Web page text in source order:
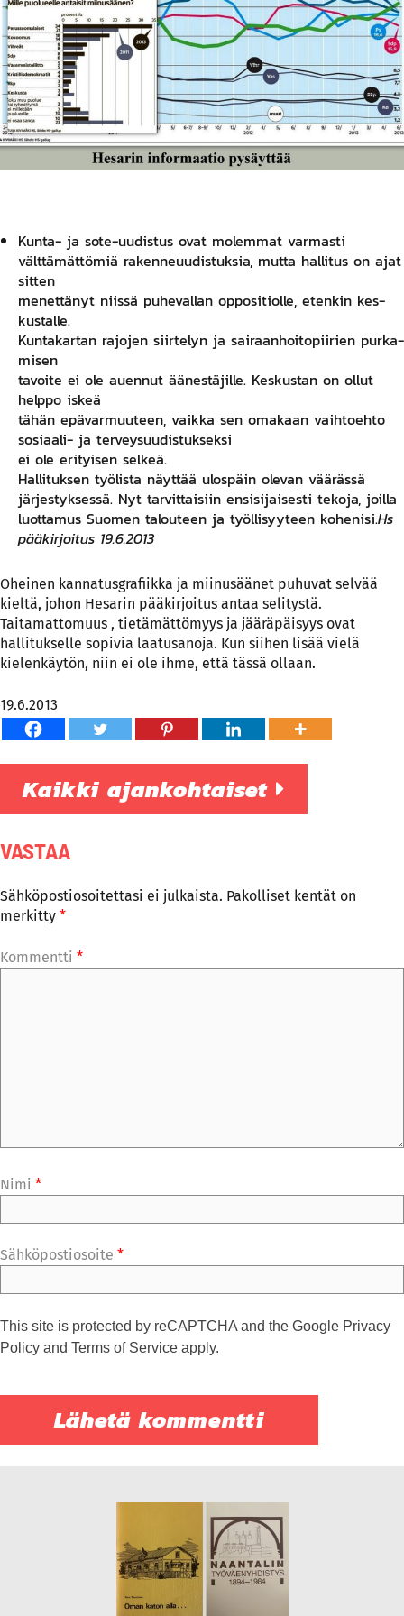
Kun­ta- ja so­te-uu­dis­tus ovat mo­lem­mat var­mas­ti
vält­tä­mät­tö­miä ra­ken­neuu­dis­tuk­sia, mut­ta hal­li­tus on ajat
sit­ten
me­net­tä­nyt niis­sä pu­he­val­lan op­po­si­tiol­le, eten­kin kes­
kus­tal­le.
Kun­ta­kar­tan ra­jo­jen siir­te­lyn ja sai­raan­hoi­to­pii­rien pur­ka­
mi­sen
ta­voi­te ei ole auen­nut ää­nes­tä­jil­le. Kes­kus­tan on ol­lut
help­po is­keä
tä­hän epä­var­muu­teen, vaik­ka sen oma­kaan vaih­to­eh­to
so­siaa­li- ja ter­veys­uu­dis­tuk­sek­si
ei ole eri­tyi­sen sel­keä.
Hal­li­tuk­sen työ­lis­ta näyt­tää ulos­päin ole­van vää­räs­sä
jär­jes­tyk­ses­sä. Nyt tar­vit­tai­siin en­si­si­jai­ses­ti te­ko­ja, joil­la
luot­ta­mus Suo­men ta­lou­teen ja työl­li­syy­teen ko­he­ni­si.Hs
pääkirjoitus 19.6.2013
Oheinen kannatusgrafiikka ja miinusäänet puhuvat selvää
kieltä, johon Hesarin pääkirjoitus antaa selitystä.
Taitamattomuus , tietämättömyys ja jääräpäisyys ovat
hallitukselle sopivia laatusanoja. Kun siihen lisää vielä
kielenkäytön, niin ei ole ihme, että tässä ollaan.
19.6.2013
Kaikki ajankohtaiset
VASTAA
Sähköpostiosoitettasi ei julkaista. Pakolliset kentät on
merkitty *
Kommentti *
Nimi *
Sähköpostiosoite *
This site is protected by reCAPTCHA and the Google Privacy
Policy and Terms of Service apply.